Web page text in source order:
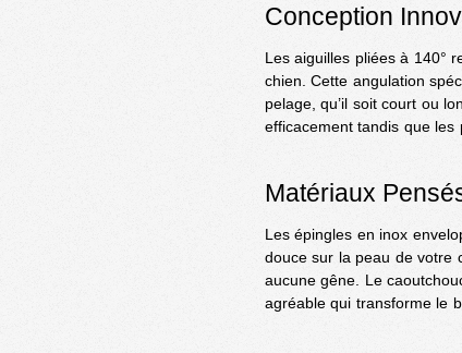
Conception
Les aiguilles pliées à 140°
chien. Cette angulation
pelage, qu’il soit court ou
efficacement tandis que les
Matériaux
Les épingles en inox
douce sur la peau de votre
aucune gêne. Le
agréable qui transforme le